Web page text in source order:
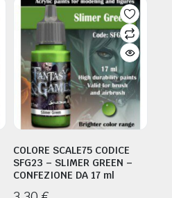
COLORE SCALE75 CODICE
SFG23 – SLIMER GREEN –
CONFEZIONE DA 17 ml